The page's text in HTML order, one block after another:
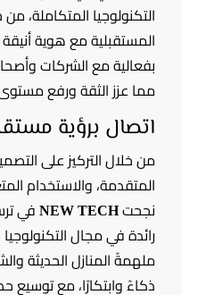
التكنولوجيا المتكاملة، من
المستقبلية مع هوية
بفعالية مع الشركات
مما عزز الثقة ورفع
اتصال برؤية
من خلال التركيز على
المتقدمة، والاستخدام
نجحتNEW TECH في
رائدة في مجال التكنولوجيا
ملهمةً المنازل الحديثة
ذكاءً وابتكارًا، مع